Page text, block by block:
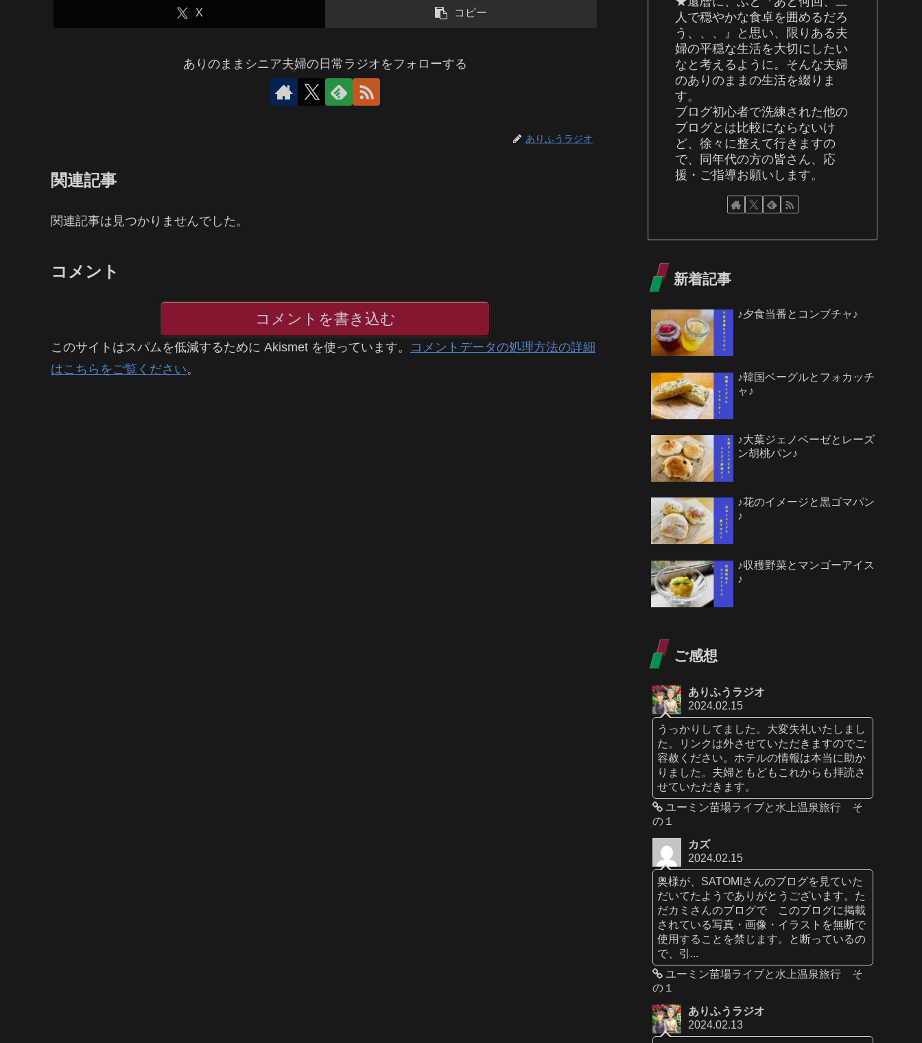
X コピー
ありのままシニア夫婦の日常ラジオをフォローする
ありふうラジオ
関連記事
関連記事は見つかりませんでした。
コメント
コメントを書き込む
このサイトはスパムを低減するために Akismet を使っています。 コメントデータの処理方法の詳細
はこちらをご覧ください。
人で穏やかな食卓を囲めるだろ
う、、、』と思い、限りある夫
婦の平穏な生活を大切にしたい
なと考えるように。そんな夫婦
のありのままの生活を綴りま
す。
ブログ初心者で洗練された他の
ブログとは比較にならないけ
ど、徐々に整えて行きますの
で、同年代の方の皆さん、応
援・ご指導お願いします。
新着記事
♪夕食当番とコンブチャ♪
♪韓国ベーグルとフォカッチ
ャ♪
♪大葉ジェノベーゼとレーズ
ン胡桃パン♪
♪花のイメージと黒ゴマパン
♪
♪収穫野菜とマンゴーアイス
♪
ご感想
ありふうラジオ
2024.02.15
うっかりしてました。大変失礼いたしまし
た。リンクは外させていただきますのでご
容赦ください。ホテルの情報は本当に助か
りました。夫婦ともどもこれからも拝読さ
せていただきます。
ユーミン苗場ライブと水上温泉旅行 そ
の１
カズ
2024.02.15
奥様が、SATOMIさんのブログを見ていた
だいてたようでありがとうございます。た
だカミさんのブログで このブログに掲載
されている写真・画像・イラストを無断で
使用することを禁じます。と断っているの
で、引...
ユーミン苗場ライブと水上温泉旅行 そ
の１
ありふうラジオ
2024.02.13